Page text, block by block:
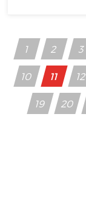
1 2 3
10 11 12
19 20